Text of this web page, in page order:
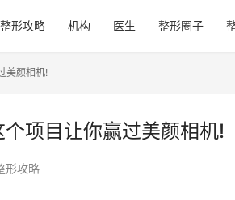
整形攻略 机构 医生 整形圈子
美颜相机!
个项目让你赢过美颜相机!
形攻略